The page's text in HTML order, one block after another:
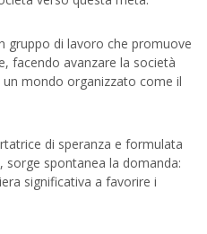
gruppo di lavoro che promuove
facendo avanzare la società
un mondo organizzato come il
di speranza e formulata
sorge spontanea la domanda:
significativa a favorire i